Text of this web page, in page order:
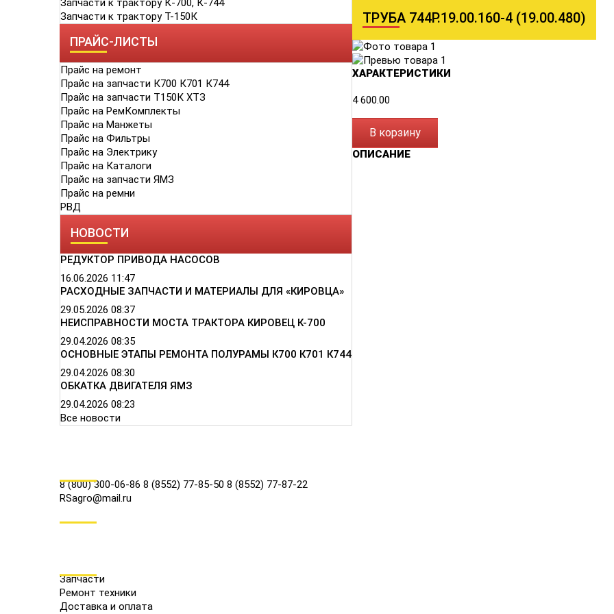
Запчасти к трактору К-700, К-744
Запчасти к трактору Т-150К
ПРАЙС-ЛИСТЫ
Прайс на ремонт
Прайс на запчасти К700 К701 К744
Прайс на запчасти Т150К ХТЗ
Прайс на РемКомплекты
Прайс на Манжеты
Прайс на Фильтры
Прайс на Электрику
Прайс на Каталоги
Прайс на запчасти ЯМЗ
Прайс на ремни
РВД
НОВОСТИ
РЕДУКТОР ПРИВОДА НАСОСОВ
16.06.2026 11:47
РАСХОДНЫЕ ЗАПЧАСТИ И МАТЕРИАЛЫ ДЛЯ «КИРОВЦА»
29.05.2026 08:37
НЕИСПРАВНОСТИ МОСТА ТРАКТОРА КИРОВЕЦ К-700
29.04.2026 08:35
ОСНОВНЫЕ ЭТАПЫ РЕМОНТА ПОЛУРАМЫ К700 К701 К744
29.04.2026 08:30
ОБКАТКА ДВИГАТЕЛЯ ЯМЗ
29.04.2026 08:23
Все новости
ТРУБА 744Р.19.00.160-4 (19.00.480)
ХАРАКТЕРИСТИКИ
4 600.00
В корзину
ОПИСАНИЕ
8 (800) 300-06-86 8 (8552) 77-85-50 8 (8552) 77-87-22
RSagro@mail.ru
Запчасти
Ремонт техники
Доставка и оплата